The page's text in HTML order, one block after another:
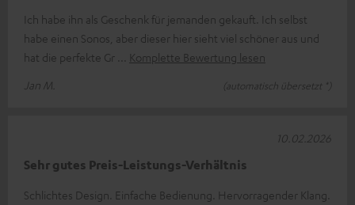
Ich habe ihn als Geschenk für jemanden gekauft. Ich selbst
habe einen Sonos, aber dieser hier sieht viel schöner aus und
hat die perfekte Gr
Komplette Bewertung lesen
Jan M.
(automatisch übersetzt *)
Sehr gutes Preis-Leistungs-Verhältnis
Schlichtes Design. Einfache Bedienung. Hervorragender Klang.
10.02.2026